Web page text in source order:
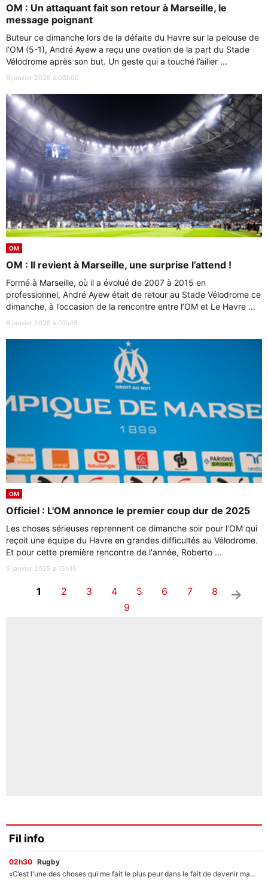
OM : Un attaquant fait son retour à Marseille, le
message poignant
Buteur ce dimanche lors de la défaite du Havre sur la pelouse de
l’OM (5-1), André Ayew a reçu une ovation de la part du Stade
Vélodrome après son but. Un geste qui a touché l’ailier ...
6 janvier 2025 à 08h00
OM
OM : Il revient à Marseille, une surprise l’attend !
Formé à Marseille, où il a évolué de 2007 à 2015 en
professionnel, André Ayew était de retour au Stade Vélodrome ce
dimanche, à l’occasion de la rencontre entre l’OM et Le Havre ...
6 janvier 2025 à 01h45
OM
Officiel : L'OM annonce le premier coup dur de 2025
Les choses sérieuses reprennent ce dimanche soir pour l'OM qui
reçoit une équipe du Havre en grandes difficultés au Vélodrome.
Et pour cette première rencontre de l'année, Roberto ...
5 janvier 2025 à 15h15
1 2 3 4 5 6 7
8
9
arrow_right
Fil info
02h30 Rugby
«C’est l'une des choses qui me fait le plus peur dans le fait de devenir maman» : En couple avec Antoine Dupont, Iris Mittenaere s'inquiète déjà pour ses futurs enfants !